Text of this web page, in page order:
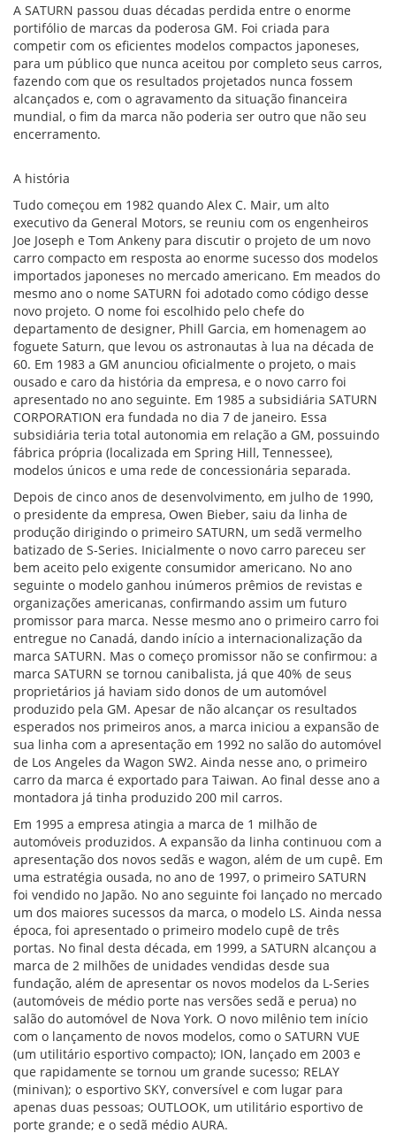
A SATURN passou duas décadas perdida entre o enorme
portifólio de marcas da poderosa GM. Foi criada para
competir com os eficientes modelos compactos japoneses,
para um público que nunca aceitou por completo seus carros,
fazendo com que os resultados projetados nunca fossem
alcançados e, com o agravamento da situação financeira
mundial, o fim da marca não poderia ser outro que não seu
encerramento.
A história
Tudo começou em 1982 quando Alex C. Mair, um alto
executivo da General Motors, se reuniu com os engenheiros
Joe Joseph e Tom Ankeny para discutir o projeto de um novo
carro compacto em resposta ao enorme sucesso dos modelos
importados japoneses no mercado americano. Em meados do
mesmo ano o nome SATURN foi adotado como código desse
novo projeto. O nome foi escolhido pelo chefe do
departamento de designer, Phill Garcia, em homenagem ao
foguete Saturn, que levou os astronautas à lua na década de
60. Em 1983 a GM anunciou oficialmente o projeto, o mais
ousado e caro da história da empresa, e o novo carro foi
apresentado no ano seguinte. Em 1985 a subsidiária SATURN
CORPORATION era fundada no dia 7 de janeiro. Essa
subsidiária teria total autonomia em relação a GM, possuindo
fábrica própria (localizada em Spring Hill, Tennessee),
modelos únicos e uma rede de concessionária separada.
Depois de cinco anos de desenvolvimento, em julho de 1990,
o presidente da empresa, Owen Bieber, saiu da linha de
produção dirigindo o primeiro SATURN, um sedã vermelho
batizado de S-Series. Inicialmente o novo carro pareceu ser
bem aceito pelo exigente consumidor americano. No ano
seguinte o modelo ganhou inúmeros prêmios de revistas e
organizações americanas, confirmando assim um futuro
promissor para marca. Nesse mesmo ano o primeiro carro foi
entregue no Canadá, dando início a internacionalização da
marca SATURN. Mas o começo promissor não se confirmou: a
marca SATURN se tornou canibalista, já que 40% de seus
proprietários já haviam sido donos de um automóvel
produzido pela GM. Apesar de não alcançar os resultados
esperados nos primeiros anos, a marca iniciou a expansão de
sua linha com a apresentação em 1992 no salão do automóvel
de Los Angeles da Wagon SW2. Ainda nesse ano, o primeiro
carro da marca é exportado para Taiwan. Ao final desse ano a
montadora já tinha produzido 200 mil carros.
Em 1995 a empresa atingia a marca de 1 milhão de
automóveis produzidos. A expansão da linha continuou com a
apresentação dos novos sedãs e wagon, além de um cupê. Em
uma estratégia ousada, no ano de 1997, o primeiro SATURN
foi vendido no Japão. No ano seguinte foi lançado no mercado
um dos maiores sucessos da marca, o modelo LS. Ainda nessa
época, foi apresentado o primeiro modelo cupê de três
portas. No final desta década, em 1999, a SATURN alcançou a
marca de 2 milhões de unidades vendidas desde sua
fundação, além de apresentar os novos modelos da L-Series
(automóveis de médio porte nas versões sedã e perua) no
salão do automóvel de Nova York. O novo milênio tem início
com o lançamento de novos modelos, como o SATURN VUE
(um utilitário esportivo compacto); ION, lançado em 2003 e
que rapidamente se tornou um grande sucesso; RELAY
(minivan); o esportivo SKY, conversível e com lugar para
apenas duas pessoas; OUTLOOK, um utilitário esportivo de
porte grande; e o sedã médio AURA.